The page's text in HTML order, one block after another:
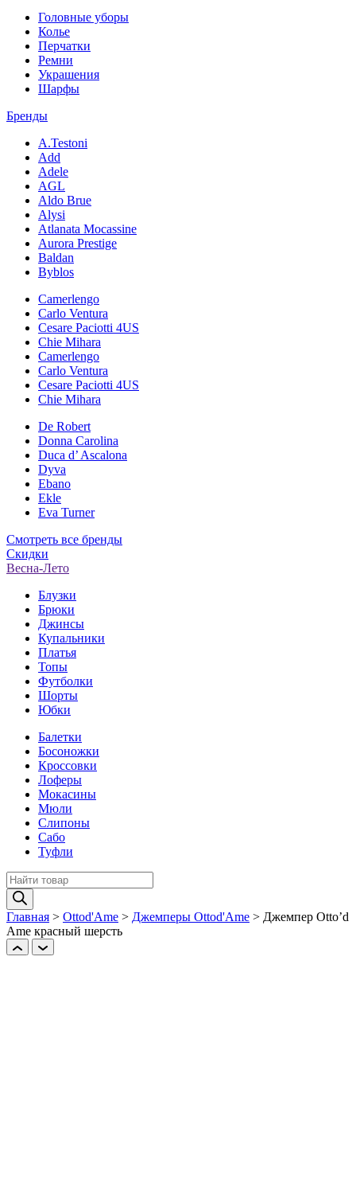
Головные уборы
Колье
Перчатки
Ремни
Украшения
Шарфы
Бренды
A.Testoni
Add
Adele
AGL
Aldo Brue
Alysi
Atlanata Mocassine
Aurora Prestige
Baldan
Byblos
Camerlengo
Carlo Ventura
Cesare Paciotti 4US
Chie Mihara
Camerlengo
Carlo Ventura
Cesare Paciotti 4US
Chie Mihara
De Robert
Donna Carolina
Duca d’ Ascalona
Dyva
Ebano
Ekle
Eva Turner
Смотреть все бренды
Скидки
Весна-Лето
Блузки
Брюки
Джинсы
Купальники
Платья
Топы
Футболки
Шорты
Юбки
Балетки
Босоножки
Кроссовки
Лоферы
Мокасины
Мюли
Слипоны
Сабо
Туфли
Поиск
товаров
Главная > Ottod'Ame > Джемперы Ottod'Ame > Джемпер Otto’d
Ame красный шерсть